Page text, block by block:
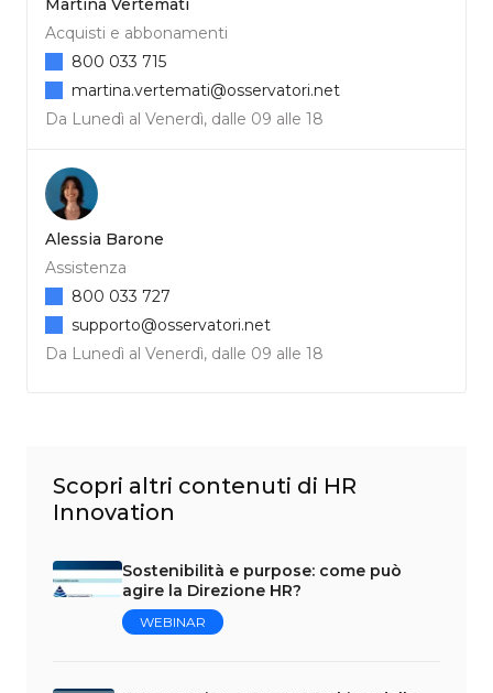
Acquisti e abbonamenti
Da Lunedì al Venerdì, dalle 09 alle 18
800 033 715
martina.vertemati@osservatori.net
Alessia Barone
Assistenza
Da Lunedì al Venerdì, dalle 09 alle 18
800 033 727
supporto@osservatori.net
Scopri altri contenuti di HR
Innovation
Sostenibilità e purpose: come può
agire la Direzione HR?
WEBINAR